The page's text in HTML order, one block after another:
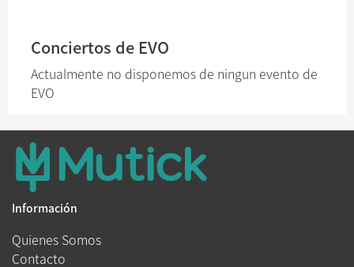
Conciertos de EVO
Actualmente no disponemos de ningun evento de
EVO
Información
Quienes Somos
Contacto